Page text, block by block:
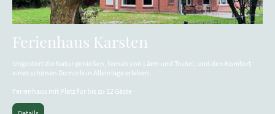
Ferienhaus Karsten
Ungestört die Natur genießen, fernab von Lärm und Trubel, und den Komfort
eines schönen Domizils in Alleinlage erleben.
Ferienhaus mit Platz für bis zu 12 Gäste